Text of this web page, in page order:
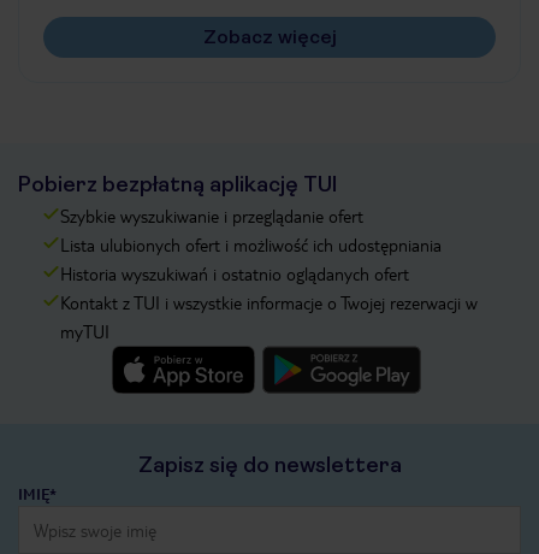
Zobacz więcej
Pobierz bezpłatną aplikację TUI
Szybkie wyszukiwanie i przeglądanie ofert
Lista ulubionych ofert i możliwość ich udostępniania
Historia wyszukiwań i ostatnio oglądanych ofert
Kontakt z TUI i wszystkie informacje o Twojej rezerwacji w
myTUI
Zapisz się do newslettera
IMIĘ*